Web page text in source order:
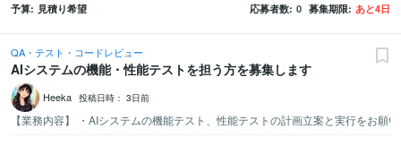
予算 見積り希望 応募者数 0 募集期限 あと4日
QA・テスト・コードレビュー
AIシステムの機能・性能テストを担う方を募集します
Heeka 投稿日時： 3日前